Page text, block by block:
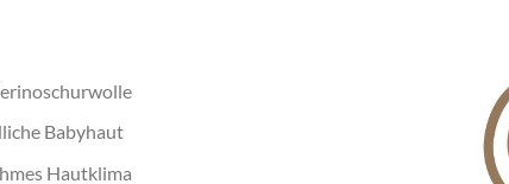
Babyhaut
Hautklima